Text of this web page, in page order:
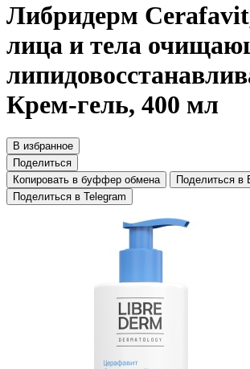
Либридерм
лица и тела
Крем-гель, 400 мл
В избранное
Поделиться
Копировать в буффер обмена
Поделиться в
Поделиться в Telegram